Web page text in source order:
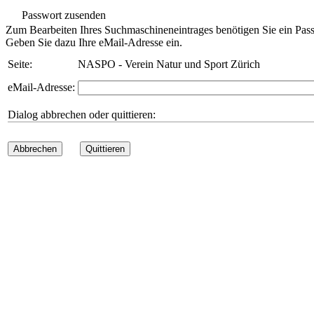
Passwort zusenden
Zum Bearbeiten Ihres Suchmaschineneintrages benötigen Sie ein
Geben Sie dazu Ihre eMail-Adresse ein.
Seite:
NASPO - Verein Natur und Sport Zürich
eMail-Adresse:
Dialog abbrechen oder quittieren:
Abbrechen Quittieren